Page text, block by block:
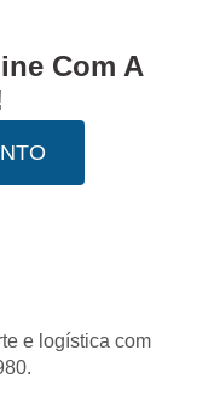
Com A
e logística com